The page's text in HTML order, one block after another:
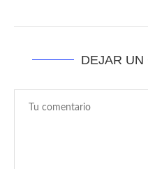
DEJAR UN